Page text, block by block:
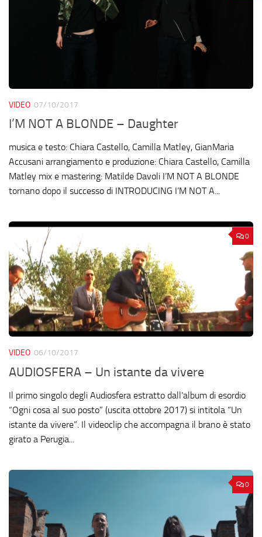
VIDEO 07/10/2017
I’M NOT A BLONDE – Daughter
musica e testo: Chiara Castello, Camilla Matley, GianMaria
Accusani arrangiamento e produzione: Chiara Castello, Camilla
Matley mix e mastering: Matilde Davoli I’M NOT A BLONDE
tornano dopo il successo di INTRODUCING I’M NOT A...
0
VIDEO 06/10/2017
AUDIOSFERA – Un istante da vivere
Il primo singolo degli Audiosfera estratto dall’album di esordio
“Ogni cosa al suo posto” (uscita ottobre 2017) si intitola “Un
istante da vivere”. Il videoclip che accompagna il brano è stato
girato a Perugia...
0